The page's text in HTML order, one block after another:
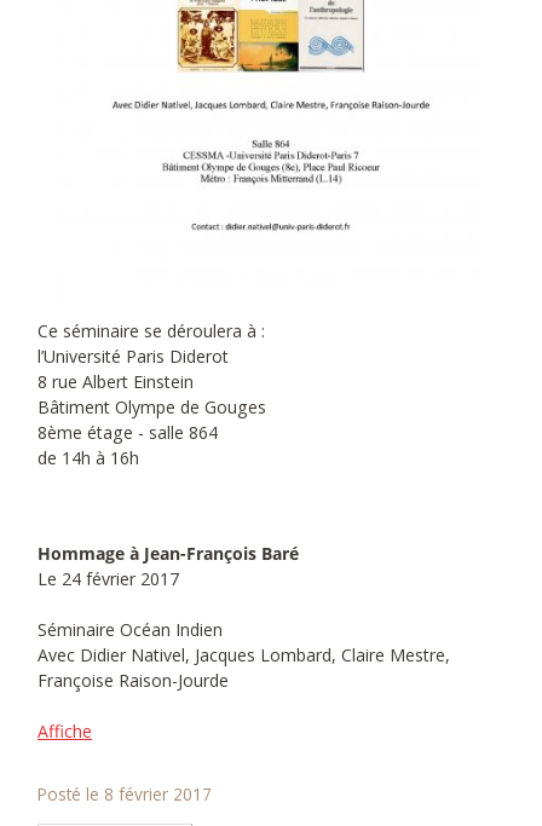
Ce séminaire se déroulera à :
l’Université Paris Diderot
8 rue Albert Einstein
Bâtiment Olympe de Gouges
8ème étage - salle 864
de 14h à 16h
Hommage à Jean-François Baré
Le 24 février 2017
Séminaire Océan Indien
Avec Didier Nativel, Jacques Lombard, Claire Mestre,
Françoise Raison-Jourde
Affiche
Posté le 8 février 2017